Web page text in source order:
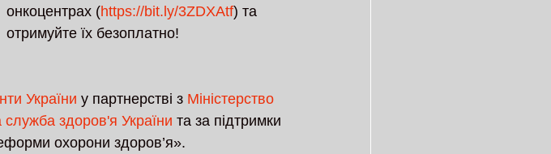
онкоцентрах (https://bit.ly/3ZDXAtf) та
отримуйте їх безоплатно!
України у партнерстві з Міністерство
здоров'я України та за підтримки
охорони здоров’я».